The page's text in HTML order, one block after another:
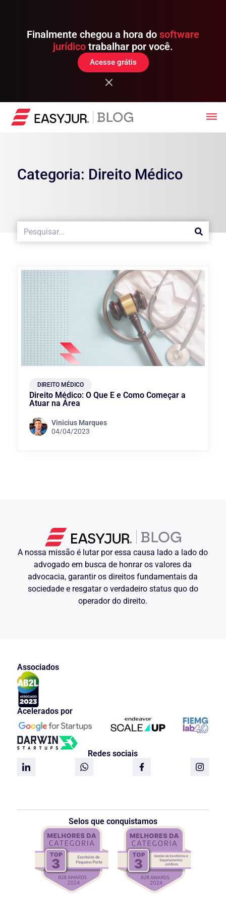
Finalmente chegou a hora do software
jurídico trabalhar por você.
Acesse grátis
Categoria: Direito Médico
DIREITO MÉDICO
Direito Médico: O Que É e Como Começar a
Atuar na Área
Vinicius Marques
04/04/2023
A nossa missão é lutar por essa causa lado a lado do
advogado em busca de honrar os valores da
advocacia, garantir os direitos fundamentais da
sociedade e resgatar o verdadeiro status quo do
operador do direito.
Associados
Acelerados por
Redes sociais
Selos que conquistamos